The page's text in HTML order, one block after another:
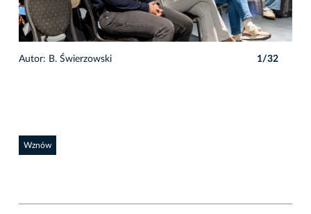
Autor: B. Świerzowski 1/32
Wznów